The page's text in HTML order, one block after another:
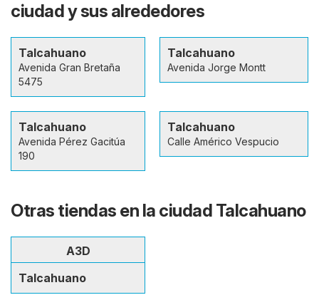
ciudad y sus alrededores
Talcahuano
Avenida Gran Bretaña
5475
Talcahuano
Avenida Jorge Montt
Talcahuano
Avenida Pérez Gacitúa
190
Talcahuano
Calle Américo Vespucio
Otras tiendas en la ciudad Talcahuano
A3D
Talcahuano